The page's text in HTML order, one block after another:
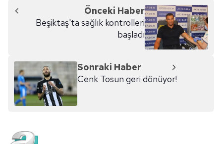
Önceki Haber
Beşiktaş'ta sağlık kontrolleri
başladı
Sonraki Haber
Cenk Tosun geri dönüyor!